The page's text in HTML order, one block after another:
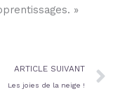
»
ARTICLE SUIVANT
Les joies de la neige !